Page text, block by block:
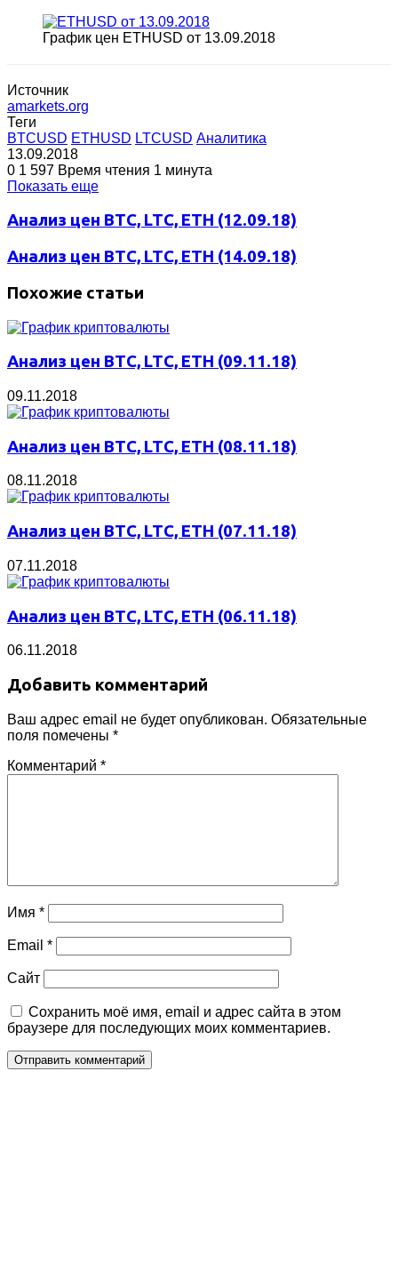
График цен ETHUSD от 13.09.2018
Источник
amarkets.org
Теги
BTCUSD ETHUSD LTCUSD Аналитика
13.09.2018
0 1 597 Время чтения 1 минута
Показать еще
Анализ цен BTC, LTC, ETH (12.09.18)
Анализ цен BTC, LTC, ETH (14.09.18)
Похожие статьи
Анализ цен BTC, LTC, ETH (09.11.18)
09.11.2018
Анализ цен BTC, LTC, ETH (08.11.18)
08.11.2018
Анализ цен BTC, LTC, ETH (07.11.18)
07.11.2018
Анализ цен BTC, LTC, ETH (06.11.18)
06.11.2018
Добавить комментарий
Ваш адрес email не будет опубликован. Обязательные
поля помечены *
Комментарий *
Имя *
Email *
Сайт
Сохранить моё имя, email и адрес сайта в этом
браузере для последующих моих комментариев.